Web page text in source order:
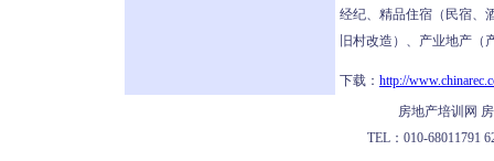
经纪、精品住宿（民宿、
旧村改造）、产业地产
下载： http://
房地产培训网
TEL：010-68011791